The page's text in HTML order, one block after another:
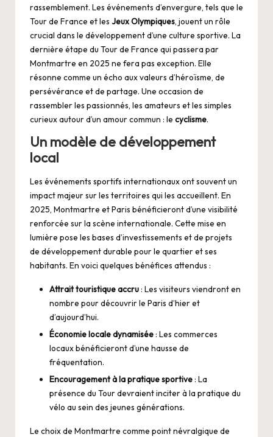
rassemblement. Les événements d’envergure, tels que le
Tour de France et les Jeux Olympiques, jouent un rôle
crucial dans le développement d’une culture sportive. La
dernière étape du Tour de France qui passera par
Montmartre en 2025 ne fera pas exception. Elle
résonne comme un écho aux valeurs d’héroïsme, de
persévérance et de partage. Une occasion de
rassembler les passionnés, les amateurs et les simples
curieux autour d’un amour commun : le cyclisme.
Un modèle de développement
local
Les événements sportifs internationaux ont souvent un
impact majeur sur les territoires qui les accueillent. En
2025, Montmartre et Paris bénéficieront d’une visibilité
renforcée sur la scène internationale. Cette mise en
lumière pose les bases d’investissements et de projets
de développement durable pour le quartier et ses
habitants. En voici quelques bénéfices attendus :
Attrait touristique accru: Les visiteurs viendront en
nombre pour découvrir le Paris d’hier et
d’aujourd’hui.
Économie locale dynamisée: Les commerces
locaux bénéficieront d’une hausse de
fréquentation.
Encouragement à la pratique sportive: La
présence du Tour devraient inciter à la pratique du
vélo au sein des jeunes générations.
Le choix de Montmartre comme point névralgique de